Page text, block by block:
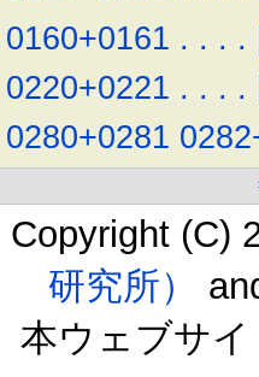
0160+0161 . . . .
0220+0221 . . . .
0280+0281
Copyright (C)
研究所）
本ウェブサ